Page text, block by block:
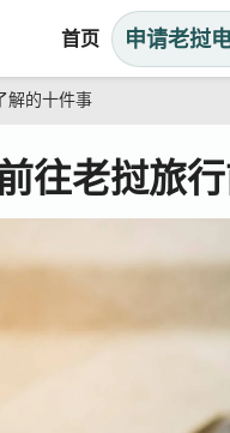
首页 申请老挝
解的十件事
往老挝旅